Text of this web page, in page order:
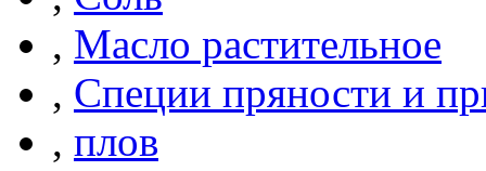
, Масло растительное
, Специи пряности и
, плов